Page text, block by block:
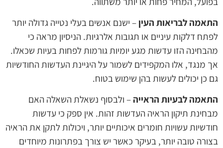
התאמה לבריאות העין – ישנם אנשים בעלי נטייה גדולה יותר
לפתח דלקות עיניים או תגובות אלרגיות. הניסיון מראה כי
מהבחינה הזו עדשות מגע יומיות גורמות לפחות בעיות שכאלו.
אך מנגד, אלו המקפידים לשמור על היגיינת העדשות החודשיות
גם כן יכולים לעשות בהן שימוש בטוח.
התאמה לבעיות הראייה – ולבסוף נשאלת השאלה האם
מבחינת תיקון הראיה העדשות זהות. אין ספק כי עדשות
חודשיות עשויות חומרים איכותיים יותר, ויכולות לתקן את הראיה
בצורה טובה יותר, בעיקר כאשר יש צורך בפתרונות מיוחדים